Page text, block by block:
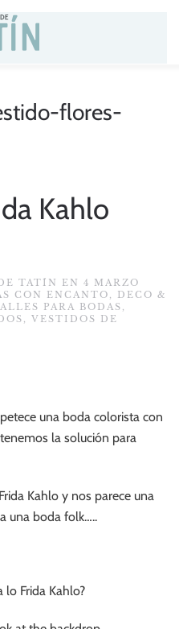
flores-
Kahlo
TATÍN EN 4 MARZO
CON ENCANTO , DECO &
PARA BODAS ,
, VESTIDOS DE
una boda colorista con
la solución para
Kahlo y nos parece una
una boda folk…..
lo Frida Kahlo?